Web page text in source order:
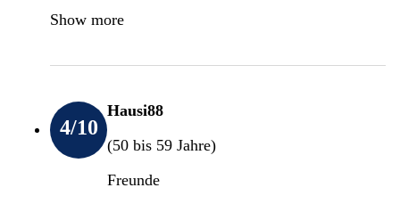
Show more
4/10
Hausi88
(50 bis 59 Jahre)
Freunde